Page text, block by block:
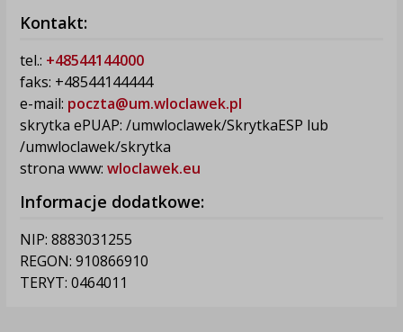
Kontakt:
tel.: +48544144000
faks: +48544144444
e-mail: poczta@um.wloclawek.pl
skrytka ePUAP: /umwloclawek/SkrytkaESP lub
/umwloclawek/skrytka
strona www: wloclawek.eu
Informacje dodatkowe:
NIP: 8883031255
REGON: 910866910
TERYT: 0464011